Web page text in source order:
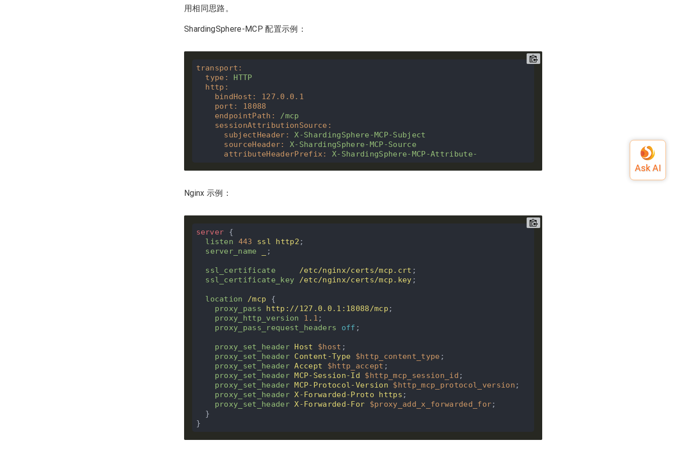
用相同思路。
ShardingSphere-MCP 配置示例：
transport :
type :
HTTP
http :
bindHost : 127.0 .0 .1
port :
18088
endpointPath :
/mcp
sessionAttributionSource :
subjectHeader :
X-ShardingSphere-MCP-Subject
sourceHeader:
X-ShardingSphere-MCP-Source
attributeHeaderPrefix: X-ShardingSphere-MCP-Attribute-
Nginx 示例：
server {
listen
443 ssl http2 ;
server_name
;
ssl_certificate /etc/nginx/certs/mcp.crt ;
ssl_certificate_key
/etc/nginx/certs/mcp.key ;
location /mcp {
proxy_pass
http://127.0.0.1:18088/mcp ;
proxy_http_version
1 . 1 ;
proxy_pass_request_headers
off ;
proxy_set_header Host $host ;
proxy_set_header Content-Type $http_content_type ;
proxy_set_header Accept $http_accept ;
proxy_set_header MCP-Session-Id $http_mcp_session_id ;
proxy_set_header MCP-Protocol-Version $http_mcp_protocol_version ;
proxy_set_header X-Forwarded-Proto https ;
proxy_set_header X-Forwarded-For $proxy_add_x_forwarded_for;